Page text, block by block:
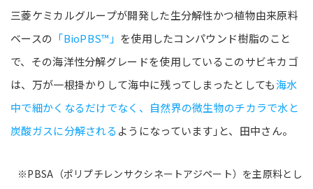
三菱ケミカルグループが開発した生分解性かつ植物由来原料
ベースの 「BioPBS™」 を使用したコンパウンド樹脂のこと
で、その海洋性分解グレードを使用しているこのサビキカゴ
は、万が一根掛かりして海中に残ってしまったとしても海水
中で細かくなるだけでなく、自然界の微生物のチカラで水と
炭酸ガスに分解されるようになっています｣と、田中さん。
※PBSA（ポリプチレンサクシネートアジペート）を主原料とし